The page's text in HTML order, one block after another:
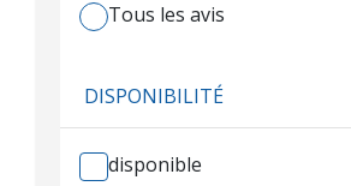
Tous les avis
DISPONIBILITÉ
disponible